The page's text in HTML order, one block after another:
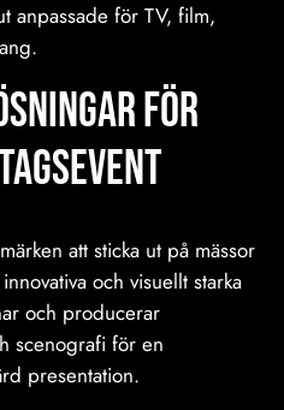
anpassade för TV, film,
för
att sticka ut på mässor
och visuellt starka
och producerar
scenografi för en
presentation.